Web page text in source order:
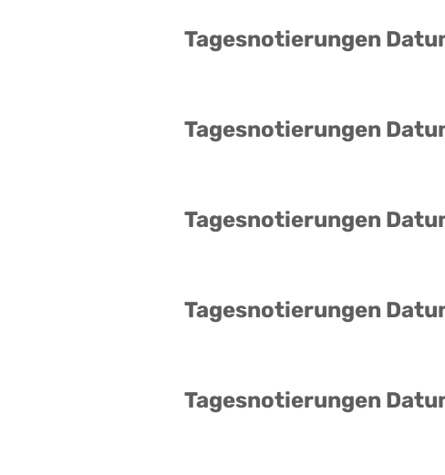
Tagesnotierungen
Tagesnotierungen
Tagesnotierungen
Tagesnotierungen
Tagesnotierungen